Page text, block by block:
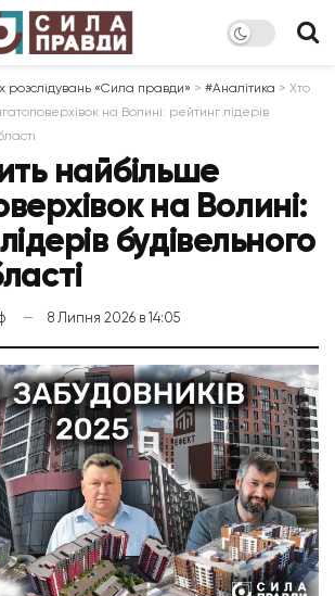
розслідувань «Сила правди» > #Аналітика > Хто
на Волині: рейтинг лідерів
найбільше
на Волині:
будівельного
8 Липня 2026 в 14:05